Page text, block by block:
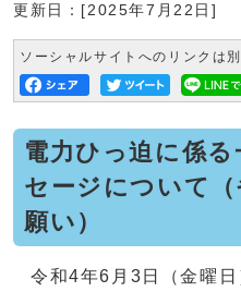
更新日：[2025年7月22日]
ソーシャルサイトへのリンクは
電力ひっ迫に係
セージについて
願い）
令和4年6月3日（金曜日